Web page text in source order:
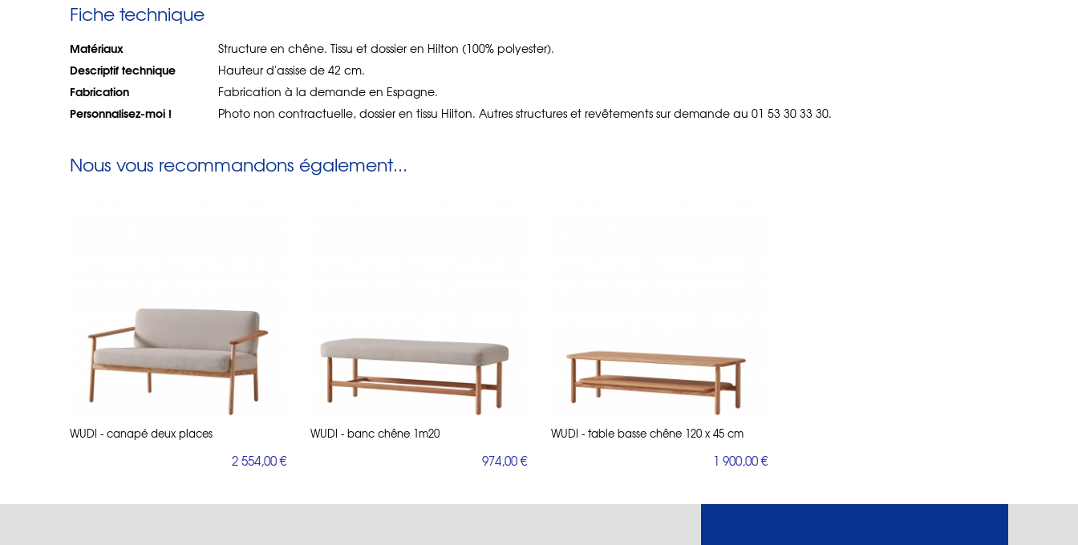
Fiche technique
Matériaux Structure en chêne. Tissu et dossier en Hilton (100% polyester).
Descriptif technique Hauteur d'assise de 42 cm.
Fabrication Fabrication à la demande en Espagne.
Personnalisez-moi ! Photo non contractuelle, dossier en tissu Hilton. Autres structures et revêtements sur demande au 01 53 30 33 30.
Nous vous recommandons également...
WUDI - canapé deux places
2 554,00 €
WUDI - banc chêne 1m20
974,00 €
WUDI - table basse chêne 120 x 45 cm
1 900,00 €